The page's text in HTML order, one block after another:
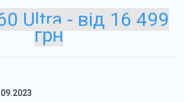
Ultra - від 16 499
грн